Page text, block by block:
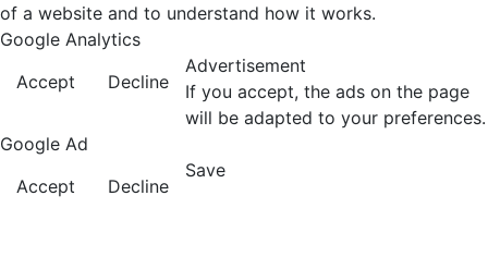
of a website and to understand how it works.
Google Analytics
Accept
Decline
Advertisement
If you accept, the ads on the page
will be adapted to your preferences.
Google Ad
Accept
Decline
Save